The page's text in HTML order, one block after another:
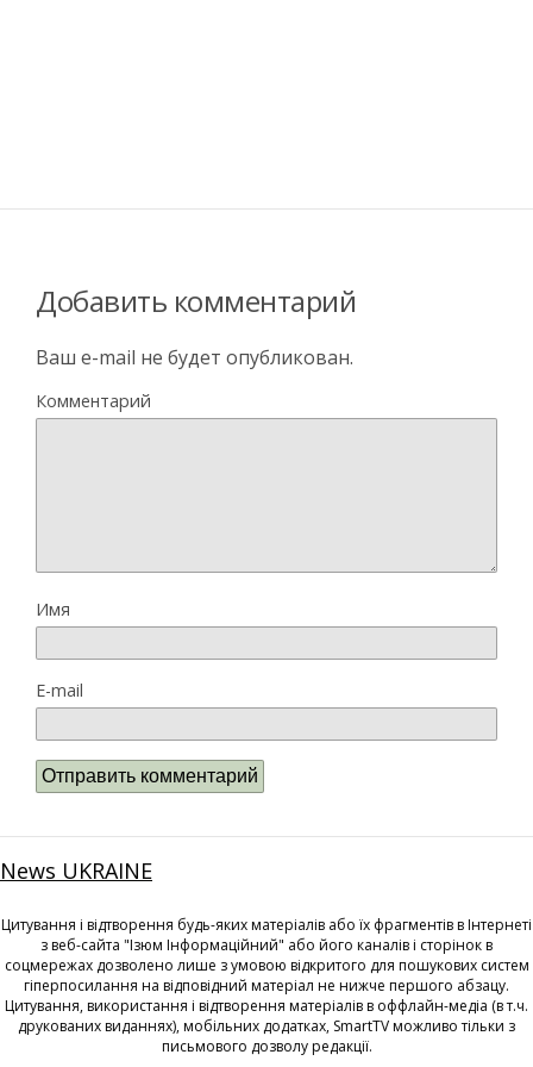
Добавить комментарий
Ваш e-mail не будет опубликован.
Комментарий
Имя
E-mail
News UKRAINE
Цитування і відтворення будь-яких матеріалів або їх фрагментів в Інтернеті
з веб-сайта "Ізюм Інформаційний" або його каналів і сторінок в
соцмережах дозволено лише з умовою відкритого для пошукових систем
гіперпосилання на відповідний матеріал не нижче першого абзацу.
Цитування, використання і відтворення матеріалів в оффлайн-медіа (в т.ч.
друкованих виданнях), мобільних додатках, SmartTV можливо тільки з
письмового дозволу редакції.